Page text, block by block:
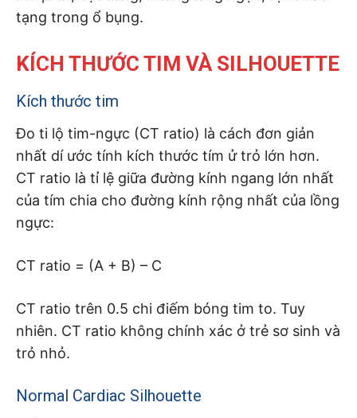
tạng trong ổ bụng.
KÍCH THƯỚC TIM VÀ SILHOUETTE
Kích thước tim
Đo ti lộ tim-ngực (CT ratio) là cách đơn giản
nhất dí ước tính kích thước tím ử trỏ lớn hơn.
CT ratio là tỉ lệ giữa đường kính ngang lớn nhất
của tím chia cho đường kính rộng nhất của lồng
ngực:
CT ratio = (A + B) – C
CT ratio trên 0.5 chi điếm bóng tim to. Tuy
nhiên. CT ratio không chính xác ở trẻ sơ sinh và
trỏ nhỏ.
Normal Cardiac Silhouette